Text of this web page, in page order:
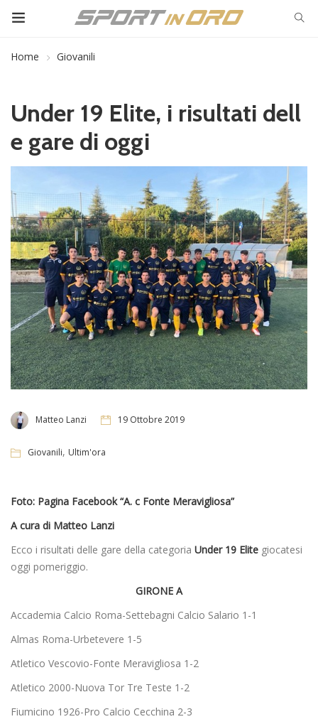
Home Giovanili
Under 19 Elite, i risultati dell
e gare di oggi
Matteo Lanzi 19 Ottobre 2019
Giovanili, Ultim'ora
Foto: Pagina Facebook “A. c Fonte Meravigliosa”
A cura di Matteo Lanzi
Ecco i risultati delle gare della categoria Under 19 Elite giocatesi
oggi pomeriggio.
GIRONE A
Accademia Calcio Roma-Settebagni Calcio Salario 1-1
Almas Roma-Urbetevere 1-5
Atletico Vescovio-Fonte Meravigliosa 1-2
Atletico 2000-Nuova Tor Tre Teste 1-2
Fiumicino 1926-Pro Calcio Cecchina 2-3